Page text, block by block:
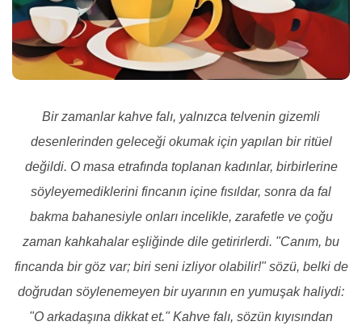
Bir zamanlar kahve falı, yalnızca telvenin gizemli
desenlerinden geleceği okumak için yapılan bir ritüel
değildi. O masa etrafında toplanan kadınlar, birbirlerine
söyleyemediklerini fincanın içine fısıldar, sonra da fal
bakma bahanesiyle onları incelikle, zarafetle ve çoğu
zaman kahkahalar eşliğinde dile getirirlerdi. "Canım, bu
fincanda bir göz var; biri seni izliyor olabilir!" sözü, belki de
doğrudan söylenemeyen bir uyarının en yumuşak haliydi:
"O arkadaşına dikkat et." Kahve falı, sözün kıyısından